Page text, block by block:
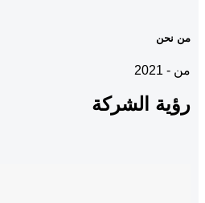
من نحن
من - 2021
رؤية الشركة